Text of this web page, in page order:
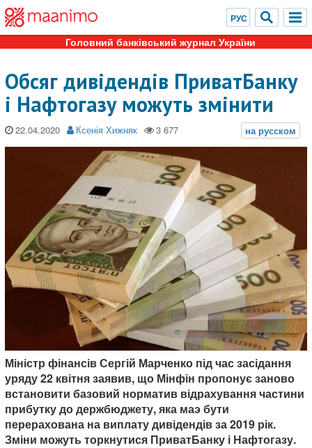
Головний банківський журнал України
Обсяг дивідендів ПриватБанку
і Нафтогазу можуть змінити
22.04.2020 Ксенія Хижняк
Міністр фінансів Сергій Марченко під час засідання
уряду 22 квітня заявив, що Мінфін пропонує заново
встановити базовий норматив відрахування частини
прибутку до держбюджету, яка маэ бути
перерахована на виплату дивідендів за 2019 рік.
Зміни можуть торкнутися ПриватБанку і Нафтогазу.